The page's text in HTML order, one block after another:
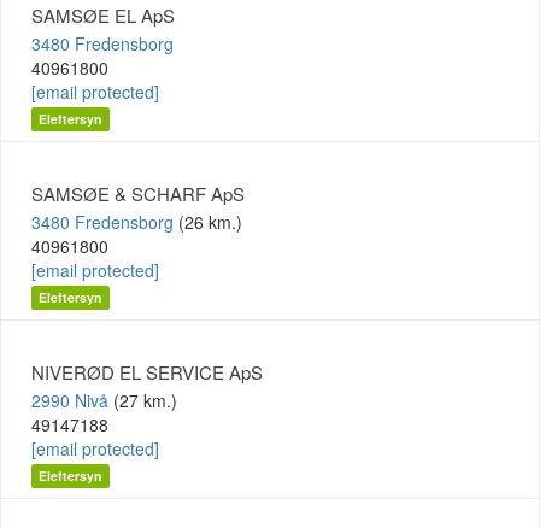
SAMSØE EL ApS
3480 Fredensborg
40961800
[email protected]
Eleftersyn
SAMSØE & SCHARF ApS
3480 Fredensborg (26 km.)
40961800
[email protected]
Eleftersyn
NIVERØD EL SERVICE ApS
2990 Nivå (27 km.)
49147188
[email protected]
Eleftersyn